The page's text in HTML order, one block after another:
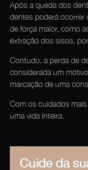
Após a queda dos
dentes poderá ocorrer
de força maior, como
extração dos sisos,
Contudo, a perda de
considerada um
marcação de uma
Com os cuidados
uma vida inteira.
Cuide da